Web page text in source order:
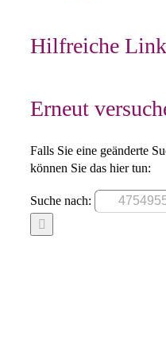
Hilfreiche
Erneut
Falls Sie eine geänderte
können Sie das hier tun:
Suche nach: